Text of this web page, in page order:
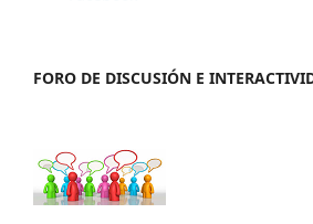
FORO DE DISCUSIÓN E